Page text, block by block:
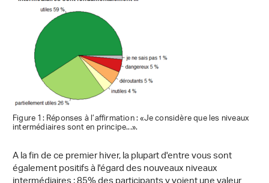
Figure 1: Réponses à l’affirmation : «Je considère que les niveaux
intermédiaires sont en principe...».
A la fin de ce premier hiver, la plupart d'entre vous sont
également positifs à l'égard des nouveaux niveaux